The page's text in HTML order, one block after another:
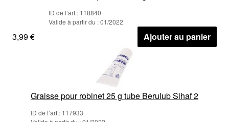
ID de l’art.: 118840
Valide à partir du : 01/2022
3,99 € Ajouter au panier
Graisse pour robinet 25 g tube Berulub Sihaf 2
ID de l’art.: 117933